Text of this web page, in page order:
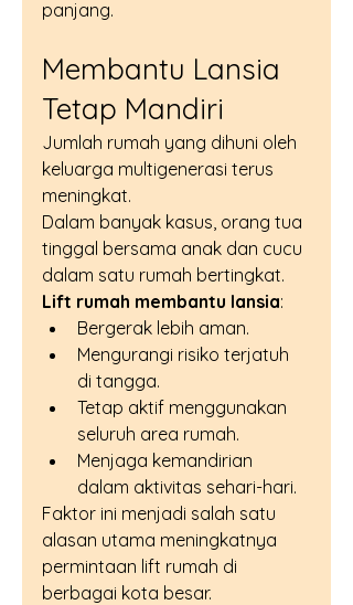
panjang.
Membantu Lansia
Tetap Mandiri
Jumlah rumah yang dihuni oleh
keluarga multigenerasi terus
meningkat.
Dalam banyak kasus, orang tua
tinggal bersama anak dan cucu
dalam satu rumah bertingkat.
Lift rumah membantu lansia:
Bergerak lebih aman.
Mengurangi risiko terjatuh
di tangga.
Tetap aktif menggunakan
seluruh area rumah.
Menjaga kemandirian
dalam aktivitas sehari-hari.
Faktor ini menjadi salah satu
alasan utama meningkatnya
permintaan lift rumah di
berbagai kota besar.